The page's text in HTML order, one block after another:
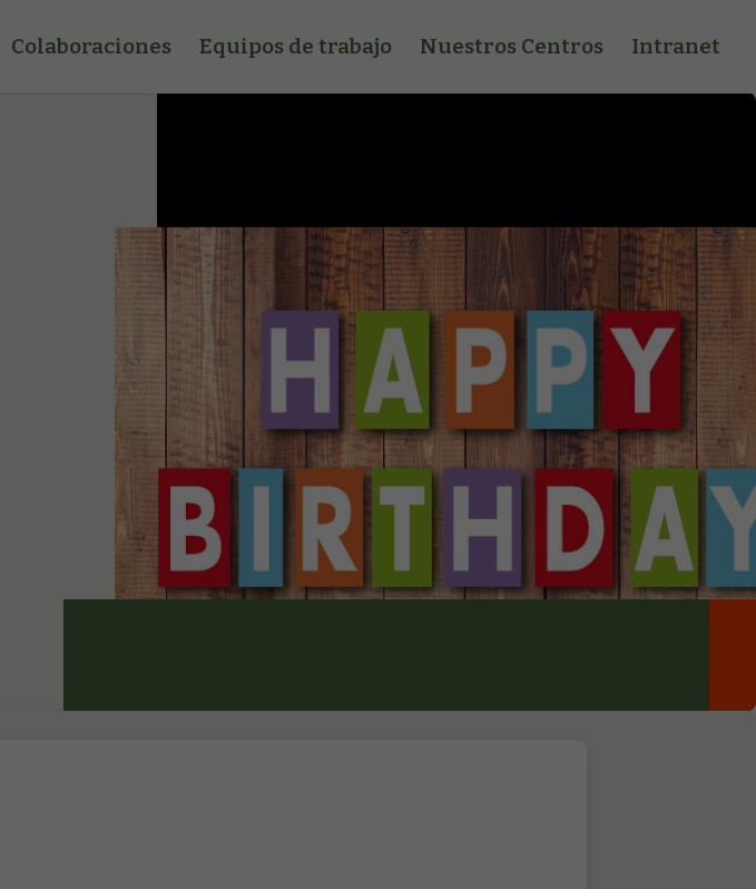
Colaboraciones Equipos de trabajo Nuestros Centros Intranet